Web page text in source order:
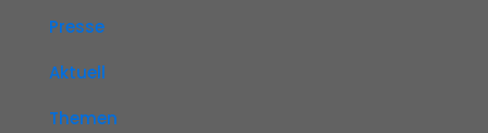
Presse
Aktuell
Themen